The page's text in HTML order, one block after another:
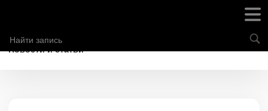
Новости и статьи